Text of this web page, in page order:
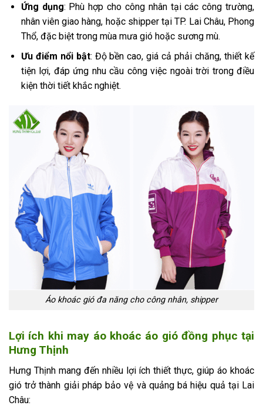
Ứng dụng: Phù hợp cho công nhân tại các công trường,
nhân viên giao hàng, hoặc shipper tại TP. Lai Châu, Phong
Thổ, đặc biệt trong mùa mưa gió hoặc sương mù.
Ưu điểm nổi bật: Độ bền cao, giá cả phải chăng, thiết kế
tiện lợi, đáp ứng nhu cầu công việc ngoài trời trong điều
kiện thời tiết khắc nghiệt.
Áo khoác gió đa năng cho công nhân, shipper
Lợi ích khi may áo khoác áo gió đồng phục tại
Hưng Thịnh
Hưng Thịnh mang đến nhiều lợi ích thiết thực, giúp áo khoác
gió trở thành giải pháp bảo vệ và quảng bá hiệu quả tại Lai
Châu: